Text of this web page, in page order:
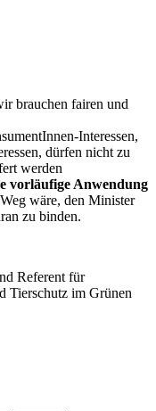
brauchen fairen und
Interessen,
dürfen nicht zu
werden
vorläufige Anwendung
wäre, den Minister
zu binden.
Referent für
Tierschutz im Grünen